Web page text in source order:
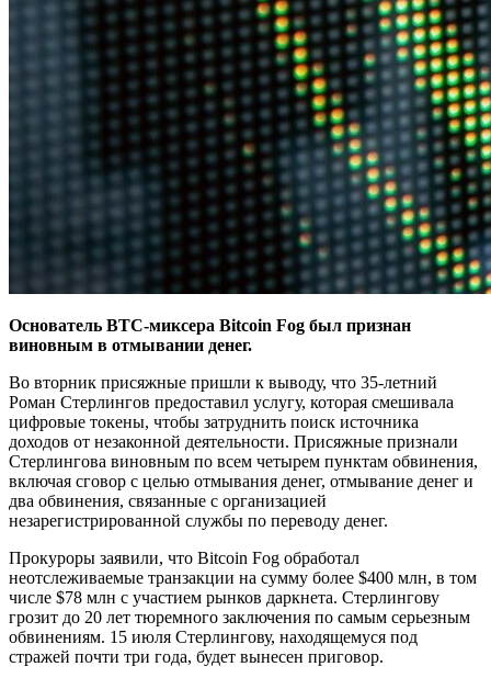
Основатель BTC-миксера Bitcoin Fog был признан
виновным в отмывании денег.
Во вторник присяжные пришли к выводу, что 35-летний
Роман Стерлингов предоставил услугу, которая смешивала
цифровые токены, чтобы затруднить поиск источника
доходов от незаконной деятельности. Присяжные признали
Стерлингова виновным по всем четырем пунктам обвинения,
включая сговор с целью отмывания денег, отмывание денег и
два обвинения, связанные с организацией
незарегистрированной службы по переводу денег.
Прокуроры заявили, что Bitcoin Fog обработал
неотслеживаемые транзакции на сумму более $400 млн, в том
числе $78 млн с участием рынков даркнета. Стерлингову
грозит до 20 лет тюремного заключения по самым серьезным
обвинениям. 15 июля Стерлингову, находящемуся под
стражей почти три года, будет вынесен приговор.